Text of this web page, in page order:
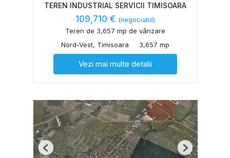
TEREN INDUSTRIAL SERVICII TIMISOARA
109,710 € (negociabil)
Teren de 3,657 mp de vânzare
Nord-Vest, Timisoara
3,657 mp
Vezi mai multe detalii
Previous Next